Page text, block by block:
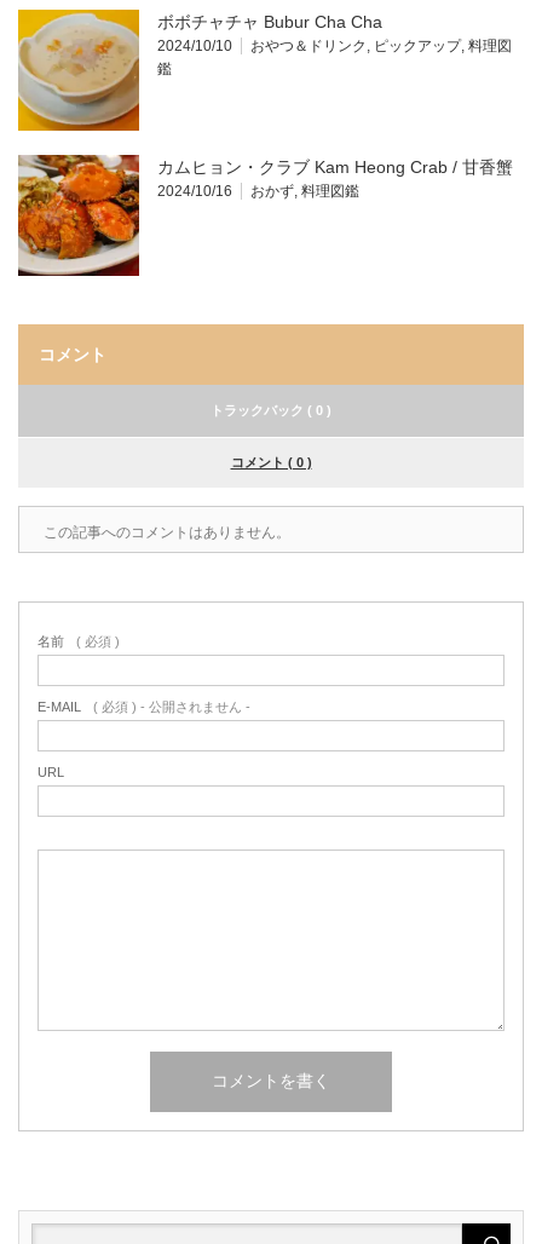
ボボチャチャ Bubur Cha Cha
2024/10/10 おやつ＆ドリンク , ピックアップ, 料理図
鑑
カムヒョン・クラブ Kam Heong Crab / 甘香蟹
2024/10/16 おかず, 料理図鑑
コメント
トラックバック ( 0 )
コメント ( 0 )
この記事へのコメントはありません。
名前 ( 必須 )
E-MAIL ( 必須 ) - 公開されません -
URL